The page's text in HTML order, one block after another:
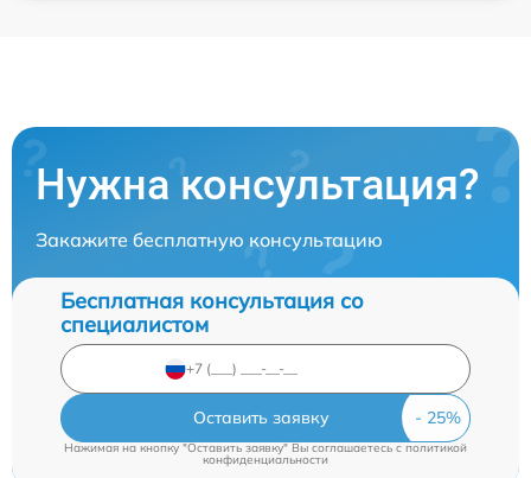
Нужна консультация?
Закажите бесплатную консультацию
Бесплатная консультация со
специалистом
Оставить заявку
Нажимая на кнопку "Оставить заявку" Вы соглашаетесь cполитикой
конфиденциальности